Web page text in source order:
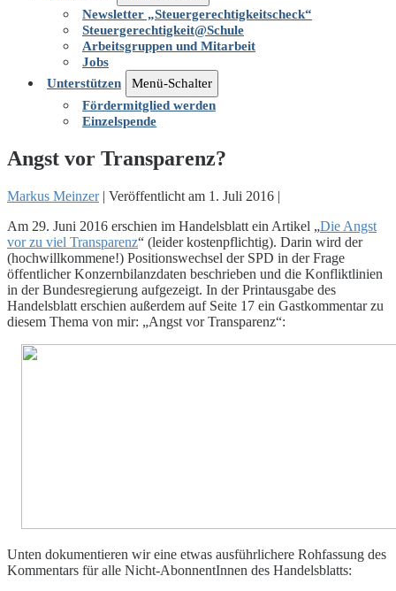
Newsletter „Steuergerechtigkeitscheck“
Steuergerechtigkeit@Schule
Arbeitsgruppen und Mitarbeit
Jobs
Unterstützen
Menü-Schalter
Fördermitglied werden
Einzelspende
Angst vor Transparenz?
Markus Meinzer| Veröffentlicht am 1. Juli 2016 |
Am 29. Juni 2016 erschien im Handelsblatt ein Artikel „Die Angst
vor zu viel Transparenz“ (leider kostenpflichtig). Darin wird der
(hochwillkommene!) Positionswechsel der SPD in der Frage
öffentlicher Konzernbilanzdaten beschrieben und die Konfliktlinien
in der Bundesregierung aufgezeigt. In der Printausgabe des
Handelsblatt erschien außerdem auf Seite 17 ein Gastkommentar zu
diesem Thema von mir: „Angst vor Transparenz“:
Unten dokumentieren wir eine etwas ausführlichere Rohfassung des
Kommentars für alle Nicht-AbonnentInnen des Handelsblatts: